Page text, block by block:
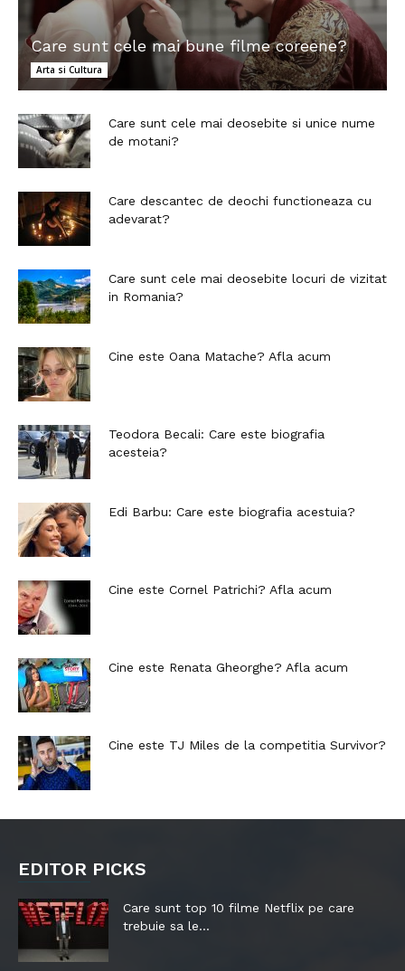
Care sunt cele mai bune filme coreene?
Arta si Cultura
Care sunt cele mai deosebite si unice nume
de motani?
Care descantec de deochi functioneaza cu
adevarat?
Care sunt cele mai deosebite locuri de vizitat
in Romania?
Cine este Oana Matache? Afla acum
Teodora Becali: Care este biografia
acesteia?
Edi Barbu: Care este biografia acestuia?
Cine este Cornel Patrichi? Afla acum
Cine este Renata Gheorghe? Afla acum
Cine este TJ Miles de la competitia Survivor?
EDITOR PICKS
Care sunt top 10 filme Netflix pe care
trebuie sa le...